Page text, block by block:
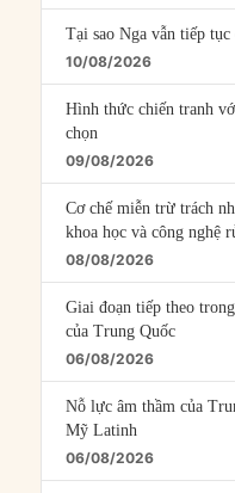
Tại sao Nga vẫn tiếp
10/08/2026
Hình thức chiến tranh
chọn
09/08/2026
Cơ chế miễn trừ trách
khoa học và công nghệ
08/08/2026
Giai đoạn tiếp theo
của Trung Quốc
06/08/2026
Nỗ lực âm thầm của
Mỹ Latinh
06/08/2026